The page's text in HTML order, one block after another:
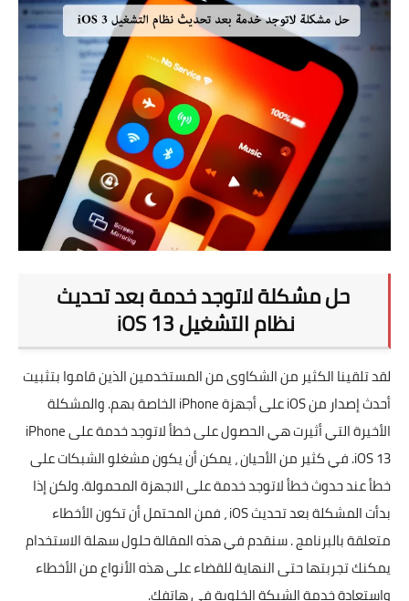
تطبيقات
العملات الرقمية
حل مشكلة لاتوجد خدمة بعد تحديث
نظام التشغيل iOS 13
لقد تلقينا الكثير من الشكاوى من المستخدمين الذين قاموا بتثبيت
أحدث إصدار من iOS على أجهزة iPhone الخاصة بهم. والمشكلة
الأخيرة التي أثيرت هي الحصول على خطأ لاتوجد خدمة على iPhone
iOS 13. في كثير من الأحيان ، يمكن أن يكون مشغلو الشبكات على
خطأ عند حدوث خطأ لاتوجد خدمة على الاجهزة المحمولة. ولكن إذا
بدأت المشكلة بعد تحديث iOS ، فمن المحتمل أن تكون الأخطاء
متعلقة بالبرنامج . سنقدم في هذه المقالة حلول سهلة الاستخدام
يمكنك تجربتها حتى النهاية للقضاء على هذه الأنواع من الأخطاء
واستعادة خدمة الشبكة الخلوية في هاتفك.